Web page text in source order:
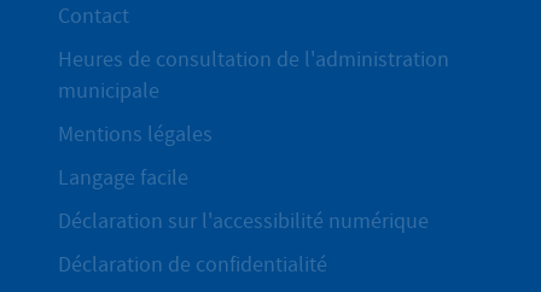
Contact
Heures de consultation de l'administration
municipale
Mentions légales
Langage facile
Déclaration sur l'accessibilité numérique
Déclaration de confidentialité